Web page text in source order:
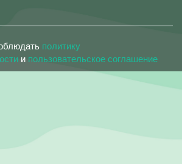
политику
и пользовательское соглашение